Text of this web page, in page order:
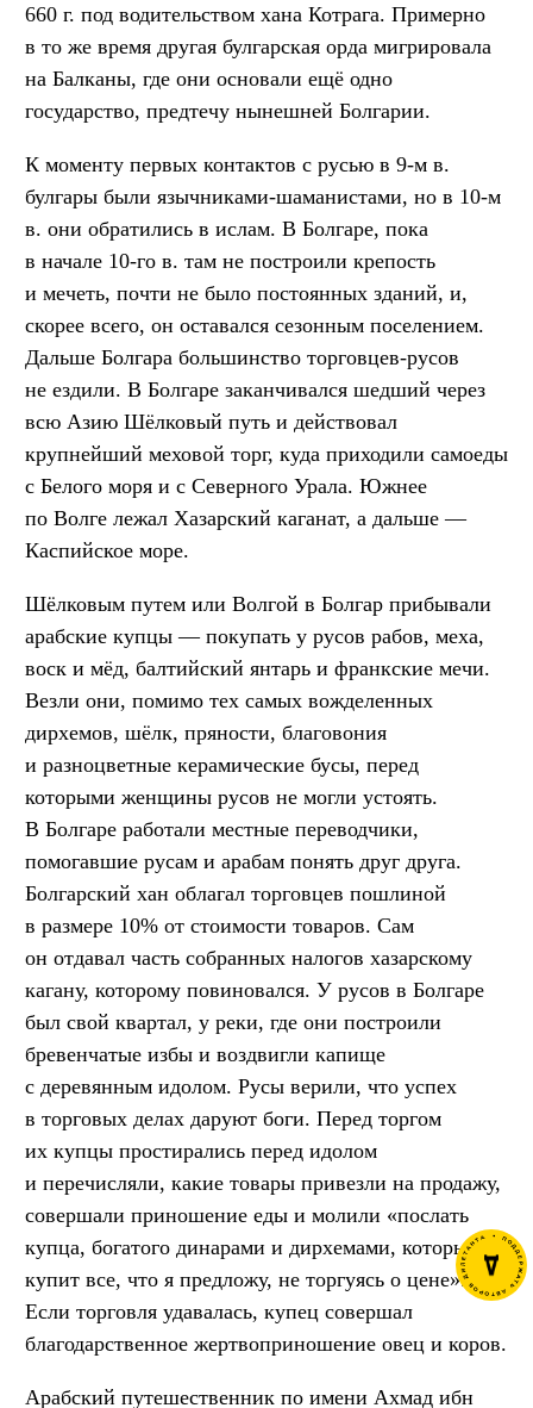
660 г. под водительством хана Котрага. Примерно
в то же время другая булгарская орда мигрировала
на Балканы, где они основали ещё одно
государство, предтечу нынешней Болгарии.
К моменту первых контактов с русью в 9-м в.
булгары были язычниками-шаманистами, но в 10-м
в. они обратились в ислам. В Болгаре, пока
в начале 10-го в. там не построили крепость
и мечеть, почти не было постоянных зданий, и,
скорее всего, он оставался сезонным поселением.
Дальше Болгара большинство торговцев-русов
не ездили. В Болгаре заканчивался шедший через
всю Азию Шёлковый путь и действовал
крупнейший меховой торг, куда приходили самоеды
с Белого моря и с Северного Урала. Южнее
по Волге лежал Хазарский каганат, а дальше —
Каспийское море.
Шёлковым путем или Волгой в Болгар прибывали
арабские купцы — покупать у русов рабов, меха,
воск и мёд, балтийский янтарь и франкские мечи.
Везли они, помимо тех самых вожделенных
дирхемов, шёлк, пряности, благовония
и разноцветные керамические бусы, перед
которыми женщины русов не могли устоять.
В Болгаре работали местные переводчики,
помогавшие русам и арабам понять друг друга.
Болгарский хан облагал торговцев пошлиной
в размере 10% от стоимости товаров. Сам
он отдавал часть собранных налогов хазарскому
кагану, которому повиновался. У русов в Болгаре
был свой квартал, у реки, где они построили
бревенчатые избы и воздвигли капище
с деревянным идолом. Русы верили, что успех
в торговых делах даруют боги. Перед торгом
их купцы простирались перед идолом
и перечисляли, какие товары привезли на продажу,
совершали приношение еды и молили «послать
купца, богатого динарами и дирхемами, который
купит все, что я предложу, не торгуясь о цене».
Если торговля удавалась, купец совершал
благодарственное жертвоприношение овец и коров.
Арабский путешественник по имени Ахмад ибн